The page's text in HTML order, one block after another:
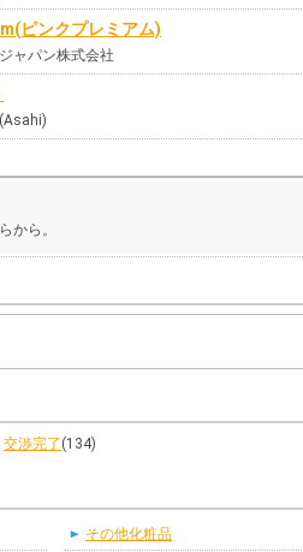
ピンクプレミアム)
ャパン株式会社
から。
交渉完了 (134)
その他化粧品